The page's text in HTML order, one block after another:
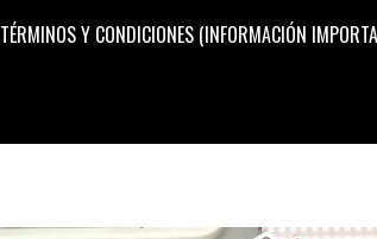
TÉRMINOS Y CONDICIONES (INFORMACIÓN